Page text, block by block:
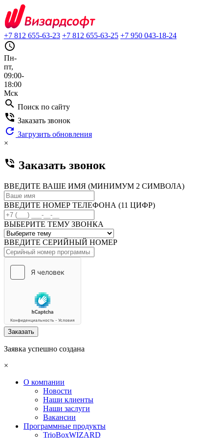
+7 812 655-63-23 +7 812 655-63-25 +7 950 043-18-24
query_builder
Пн-
пт,
09:00-
18:00
Мск
search Поиск по сайту
phone_in_talk Заказать звонок
refresh Загрузить обновления
×
phone_in_talk Заказать звонок
ВВЕДИТЕ ВАШЕ ИМЯ (МИНИМУМ 2 СИМВОЛА)
ВВЕДИТЕ НОМЕР ТЕЛЕФОНА (11 ЦИФР)
ВЫБЕРИТЕ ТЕМУ ЗВОНКА
ВВЕДИТЕ СЕРИЙНЫЙ НОМЕР
Заказать
Заявка успешно создана
×
О компании
Новости
Наши клиенты
Наши заслуги
Вакансии
Программные продукты
TrioBoxWIZARD